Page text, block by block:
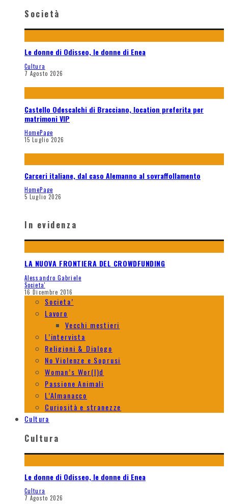
Società
Le donne di Odisseo, le donne di Enea
Cultura
7 Agosto 2026
Castello Odescalchi di Bracciano, location preferita per
matrimoni VIP
HomePage
15 Luglio 2026
Carceri italiane, dal caso Alemanno al sovraffollamento
HomePage
5 Luglio 2026
In evidenza
LA NUOVA FRONTIERA DEL CROWDFUNDING
Alessandro Gabriele
Societa'
16 Dicembre 2016
Societa’
Lavoro
Vecchi mestieri
L’intervista
Religioni & Dialogo
No Violenze e Soprusi
Woman’s Wor(l)d
Passione Animali
L’Almanacco
Curiosità e stranezze
Cultura
Cultura
Le donne di Odisseo, le donne di Enea
Cultura
7 Agosto 2026